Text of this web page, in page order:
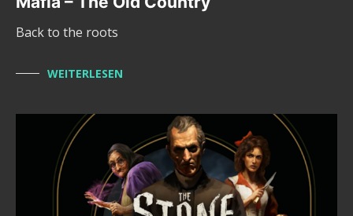
Back to the roots
WEITERLESEN